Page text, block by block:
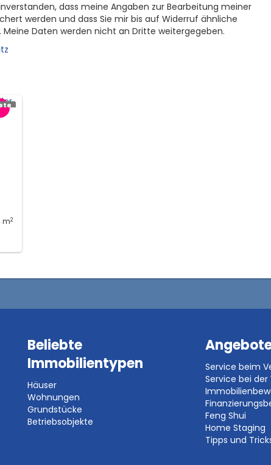
dass meine Angaben zur Bearbeitung meiner
werden und dass Sie mir bis auf Widerruf ähnliche
Daten werden nicht an Dritte weitergegeben.
m2
Beliebte
Immobilientypen
Häuser
Wohnungen
Grundstücke
Betriebsobjekte
Service beim
Service bei
Feng Shui
Home Staging
Tipps und